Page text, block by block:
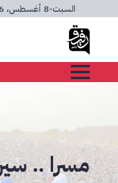
السبت-8 أغسطس، 2026
مسرا ..